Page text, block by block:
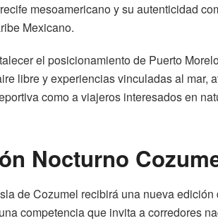
mesoamericano y su autenticidad
Mexicano.
el posicionamiento de Puerto
libre y experiencias vinculadas al mar,
como a viajeros interesados en
Nocturno
de Cozumel recibirá una nueva edición
competencia que invita a corredores